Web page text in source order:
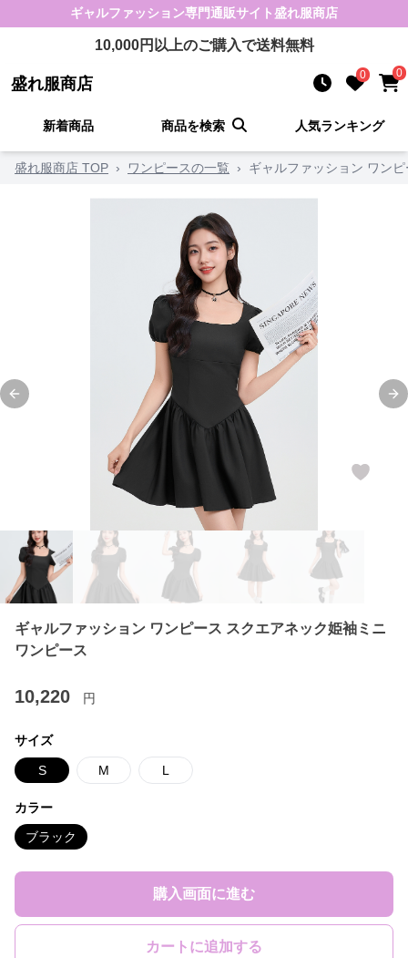
ギャルファッション専門通販サイト盛れ服商店
10,000円以上のご購入で送料無料
盛れ服商店 0 0
新着商品 商品を検索 人気ランキング
盛れ服商店 TOP › ワンピースの一覧 › ギャルファッション ワン
Previous slide
ギャルファッション ワンピース スクエアネック姫袖ミニ
ワンピース
10,220 円
サイズ
S M L
カラー
ブラック
購入画面に進む
カートに追加する